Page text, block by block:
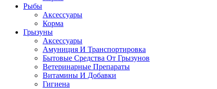
Рыбы
Аксессуары
Корма
Грызуны
Аксессуары
Амуниция И Транспортировка
Бытовые Средства От Грызунов
Ветеринарные Препараты
Витамины И Добавки
Гигиена